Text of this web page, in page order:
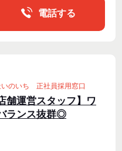
電話する
いのいち 正社員採用窓口
舗運営スタッフ】ワ
ランス抜群◎